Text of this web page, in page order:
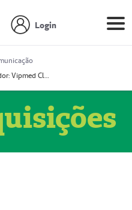
Login
Prestador: Vipmed Clínica Geral Ltda, 51004349-0 (Nome Fantasia: Policlínica Master)